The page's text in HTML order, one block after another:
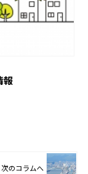
報
次のコラムへ